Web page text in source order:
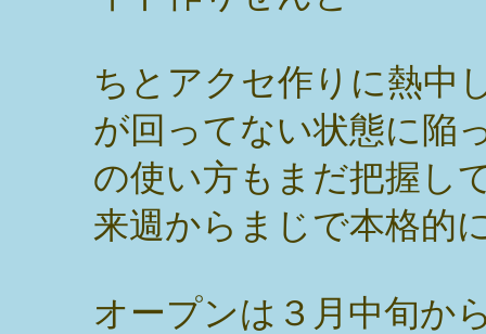
ちとアクセ作りに熱中
が回ってない状態に陥
の使い方もまだ把握し
来週からまじで本格的
オープンは３月中旬か